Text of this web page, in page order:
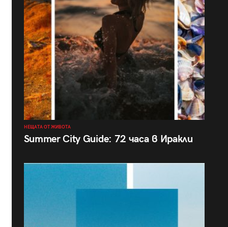
НЕЩАТА ОТ ЖИВОТА
Summer City Guide: 72 часа в Иракли